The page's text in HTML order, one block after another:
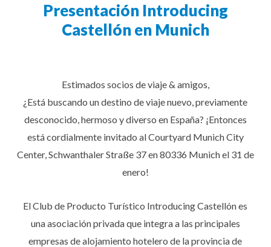
Presentación Introducing
Castellón en Munich
Estimados socios de viaje & amigos,
¿Está buscando un destino de viaje nuevo, previamente
desconocido, hermoso y diverso en España? ¡Entonces
está cordialmente invitado al Courtyard Munich City
Center, Schwanthaler Straße 37 en 80336 Munich el 31 de
enero!
El Club de Producto Turístico Introducing Castellón es
una asociación privada que integra a las principales
empresas de alojamiento hotelero de la provincia de